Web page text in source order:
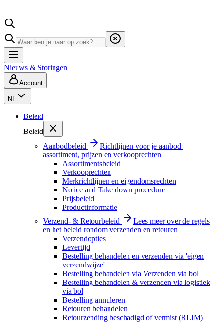
Nieuws & Storingen
Account
NL
Beleid
Beleid
Aanbodbeleid
Richtlijnen voor je aanbod:
assortiment, prijzen en verkooprechten
Assortimentsbeleid
Verkooprechten
Merkrichtlijnen en eigendomsrechten
Notice and Take down procedure
Prijsbeleid
Productinformatie
Verzend- & Retourbeleid
Lees meer over de regels
en het beleid rondom verzenden en retouren
Verzendopties
Levertijd
Bestelling behandelen en verzenden via 'eigen
verzendwijze'
Bestelling behandelen via Verzenden via bol
Bestelling behandelen & verzenden via logistiek
via bol
Bestelling annuleren
Retouren behandelen
Retourzending beschadigd of vermist (RLIM)